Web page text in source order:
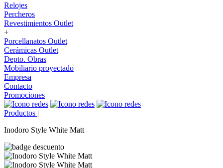
Relojes
Percheros
Revestimientos Outlet
+
Porcellanatos Outlet
Cerámicas Outlet
Depto. Obras
Mobiliario proyectado
Empresa
Contacto
Promociones
Productos |
Inodoro Style White Matt